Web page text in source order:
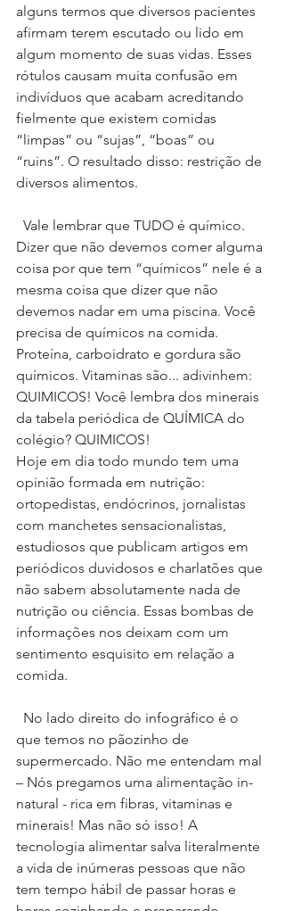
alguns termos que diversos pacientes
afirmam terem escutado ou lido em
algum momento de suas vidas. Esses
rótulos causam muita confusão em
indivíduos que acabam acreditando
fielmente que existem comidas
“limpas” ou “sujas”, “boas” ou
“ruins”. O resultado disso: restrição de
diversos alimentos.
Dizer que não devemos comer alguma
coisa por que tem “químicos” nele é a
mesma coisa que dizer que não
devemos nadar em uma piscina. Você
precisa de químicos na comida.
Proteína, carboidrato e gordura são
químicos. Vitaminas são... adivinhem:
QUIMICOS! Você lembra dos minerais
da tabela periódica de QUÍMICA do
colégio? QUIMICOS!
Hoje em dia todo mundo tem uma
opinião formada em nutrição:
ortopedistas, endócrinos, jornalistas
com manchetes sensacionalistas,
estudiosos que publicam artigos em
periódicos duvidosos e charlatões que
não sabem absolutamente nada de
nutrição ou ciência. Essas bombas de
informações nos deixam com um
sentimento esquisito em relação a
comida.
que temos no pãozinho de
supermercado. Não me entendam mal
– Nós pregamos uma alimentação in-
natural - rica em fibras, vitaminas e
minerais! Mas não só isso! A
tecnologia alimentar salva literalmente
a vida de inúmeras pessoas que não
tem tempo hábil de passar horas e